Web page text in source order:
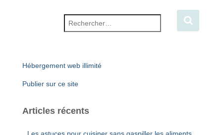
Hébergement web illimité
Publier sur ce site
Articles récents